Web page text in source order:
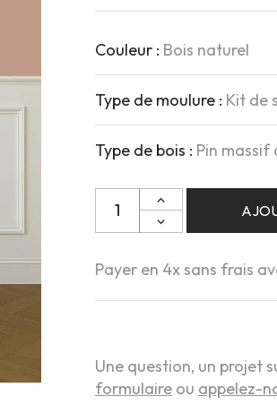
Couleur : Bois naturel
Type de moulure : Kit de
Type de bois : Pin massif
Quantité
Payer en 4x sans frais
Une question, un projet
formulaire ou appelez-